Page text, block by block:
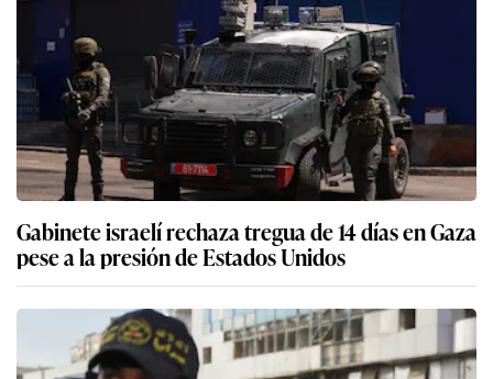
Gabinete israelí rechaza tregua de 14 días en Gaza
pese a la presión de Estados Unidos